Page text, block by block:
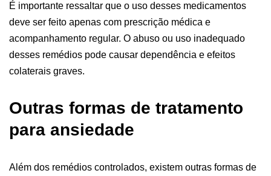
É importante ressaltar que o uso desses medicamentos
deve ser feito apenas com prescrição médica e
acompanhamento regular. O abuso ou uso inadequado
desses remédios pode causar dependência e efeitos
colaterais graves.
Outras formas de tratamento
para ansiedade
Além dos remédios controlados, existem outras formas de